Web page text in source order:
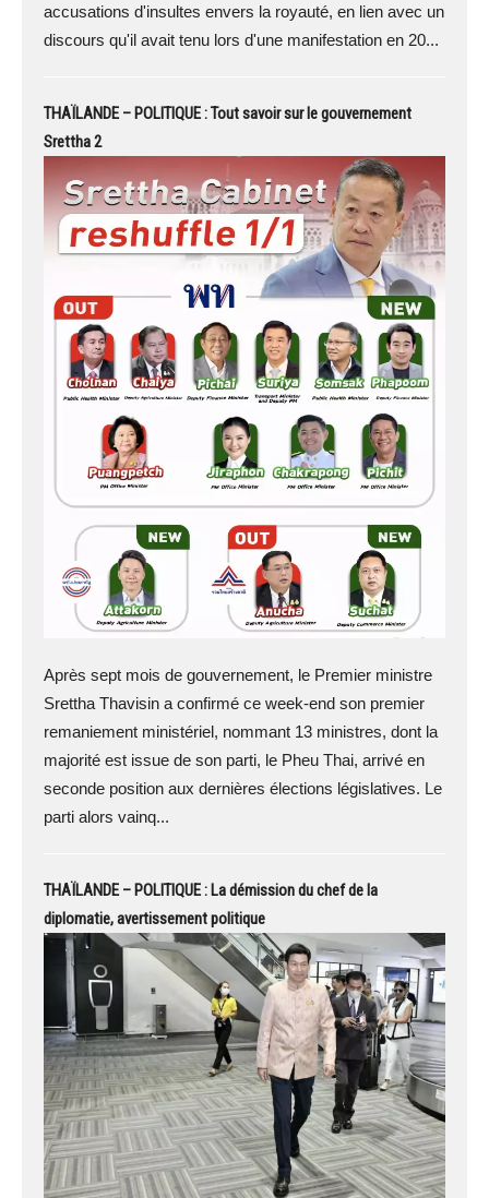
accusations d'insultes envers la royauté, en lien avec un
discours qu'il avait tenu lors d'une manifestation en 20...
THAÏLANDE – POLITIQUE : Tout savoir sur le gouvernement
Srettha 2
Après sept mois de gouvernement, le Premier ministre
Srettha Thavisin a confirmé ce week-end son premier
remaniement ministériel, nommant 13 ministres, dont la
majorité est issue de son parti, le Pheu Thai, arrivé en
seconde position aux dernières élections législatives. Le
parti alors vainq...
THAÏLANDE – POLITIQUE : La démission du chef de la
diplomatie, avertissement politique